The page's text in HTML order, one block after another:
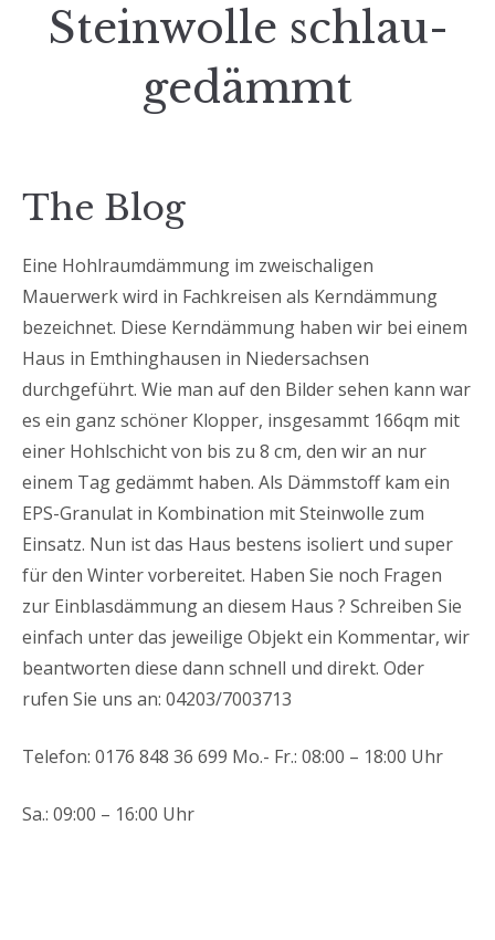
Steinwolle schlau-
gedämmt
The Blog
Eine Hohlraumdämmung im zweischaligen
Mauerwerk wird in Fachkreisen als Kerndämmung
bezeichnet. Diese Kerndämmung haben wir bei einem
Haus in Emthinghausen in Niedersachsen
durchgeführt. Wie man auf den Bilder sehen kann war
es ein ganz schöner Klopper, insgesammt 166qm mit
einer Hohlschicht von bis zu 8 cm, den wir an nur
einem Tag gedämmt haben. Als Dämmstoff kam ein
EPS-Granulat in Kombination mit Steinwolle zum
Einsatz. Nun ist das Haus bestens isoliert und super
für den Winter vorbereitet. Haben Sie noch Fragen
zur Einblasdämmung an diesem Haus ? Schreiben Sie
einfach unter das jeweilige Objekt ein Kommentar, wir
beantworten diese dann schnell und direkt. Oder
rufen Sie uns an: 04203/7003713
Telefon: 0176 848 36 699 Mo.- Fr.: 08:00 – 18:00 Uhr
Sa.: 09:00 – 16:00 Uhr